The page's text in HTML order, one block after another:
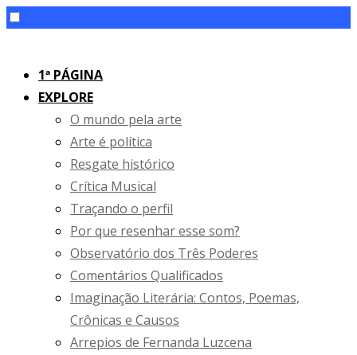
content1ª PÁGINA
EXPLORE
O mundo pela arte
Arte é política
Resgate histórico
Crítica Musical
Traçando o perfil
Por que resenhar esse som?
Observatório dos Três Poderes
Comentários Qualificados
Imaginação Literária: Contos, Poemas,
Crônicas e Causos
Arrepios de Fernanda Luzcena